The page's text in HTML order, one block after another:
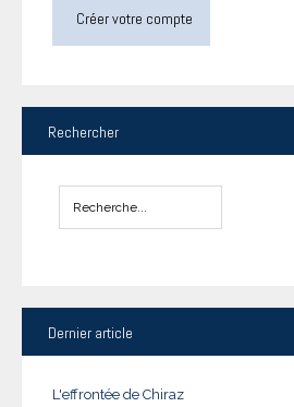
Créer votre compte
Rechercher
Dernier article
L'effrontée de Chiraz